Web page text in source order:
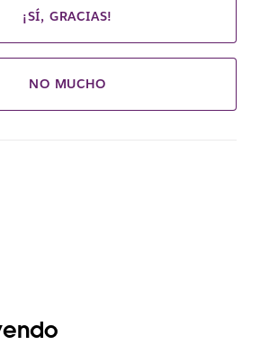
¡SÍ, GRACIAS!
NO MUCHO